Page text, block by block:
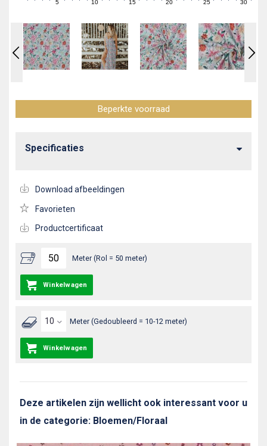
Meter (Rol = 50 meter)
Winkelwagen
Meter (Gedoubleerd = 10-12 meter)
Winkelwagen
Beperkte voorraad
Specificaties
Download afbeeldingen
Favorieten
Productcertificaat
Deze artikelen zijn wellicht ook interessant voor u
in de categorie: Bloemen/Floraal